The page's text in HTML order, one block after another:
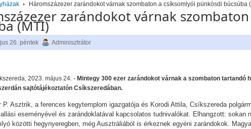
Háromszázezer zarándokot várnak szombaton a csíksomlyói pünkösdi búcsúba
zarándokot várnak
(MTI)
26. péntek Adminisztrátor
2023. május 24. - Mintegy 300 ezer zarándokot várnak a szombaton
sajtótájékoztatón Csíkszeredában.
P. Asztrik, a ferences kegytemplom igazgatója és Korodi Attila, Csíkszereda
eseményével és zarándoklatával kapcsolatos tudnivalókat. Elhangzott:
közötti hegynyeregben, még Ausztráliából is érkeznek egyéni zarándokok.